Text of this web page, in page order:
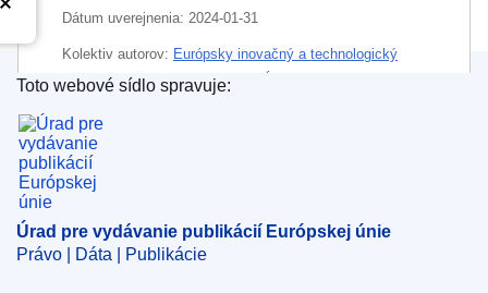
Dátum uverejnenia: 2024-01-31
Kolektiv autorov: Európsky inovačný a technologický
inštitút( Orgán alebo agentúra EÚ
Oblasť:
zdroje
zverejnenie účtov
OJ : C_202490000
Úrad pre vydávanie publikácií Európskej únie
Toto webové sídlo spravuje:
Úrad pre vydávanie publikácií Európskej únie
Právo | Dáta | Publikácie